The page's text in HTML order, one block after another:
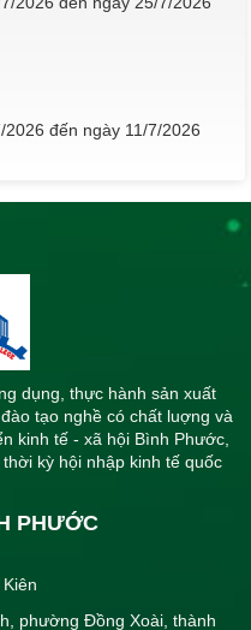
đến ngày 11/7/2026
2026 đến ngày 27/6/2026
dụng, thực hành sản xuất
tạo nghề có chất luợng và
kinh tế - xã hội Bình Phước,
kỳ hội nhập kinh tế quốc
PHƯỚC
phường Đồng Xoài, thành